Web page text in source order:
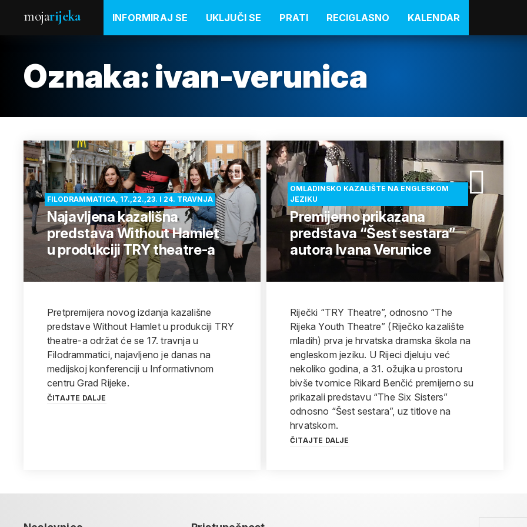
mojarijeka INFORMIRAJ SE UKLJUČI SE PRATI RECIGLASNO KALENDAR
Oznaka: ivan-verunica
FILODRAMMATICA, 17.,22.,23. I 24. TRAVNJA
Najavljena kazališna
predstava Without Hamlet
u produkciji TRY theatre-a
Pretpremijera novog izdanja kazališne
predstave Without Hamlet u produkciji TRY
theatre-a održat će se 17. travnja u
Filodrammatici, najavljeno je danas na
medijskoj konferenciji u Informativnom
centru Grad Rijeke.
ČITAJTE DALJE
OMLADINSKO KAZALIŠTE NA ENGLESKOM
JEZIKU
Premijerno prikazana
predstava “Šest sestara”
autora Ivana Verunice
Riječki “TRY Theatre”, odnosno “The
Rijeka Youth Theatre” (Riječko kazalište
mladih) prva je hrvatska dramska škola na
engleskom jeziku. U Rijeci djeluju već
nekoliko godina, a 31. ožujka u prostoru
bivše tvornice Rikard Benčić premijerno su
prikazali predstavu “The Six Sisters”
odnosno “Šest sestara”, uz titlove na
hrvatskom.
ČITAJTE DALJE